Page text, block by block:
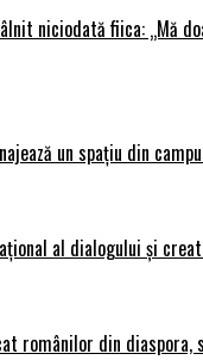
niciodată fiica: „Mă
un spațiu din
al dialogului și
românilor din diaspora,